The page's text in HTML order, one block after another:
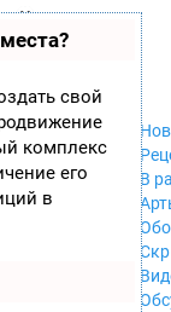
свой
комплекс
его
в
П
ла
ф
ор
м
ы
Xbox 360
Xbox
GameCube
PS2
PS3
В